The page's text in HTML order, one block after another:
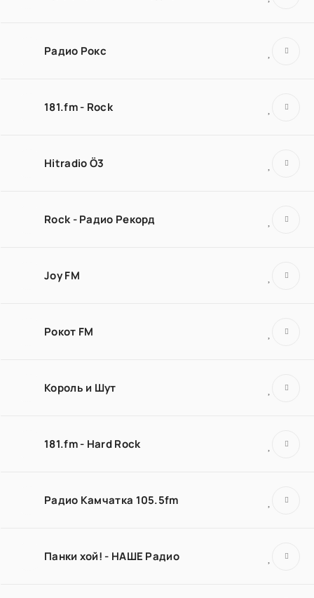
Радио Рокс
181.fm - Rock
Hitradio Ö3
Rock - Радио Рекорд
Joy FM
Рокот FM
Король и Шут
181.fm - Hard Rock
Радио Камчатка 105.5fm
Панки хой! - НАШЕ Радио